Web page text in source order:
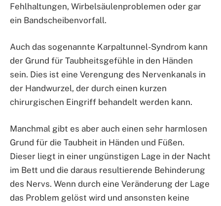
Fehlhaltungen, Wirbelsäulenproblemen oder gar
ein Bandscheibenvorfall.
Auch das sogenannte Karpaltunnel-Syndrom kann
der Grund für Taubheitsgefühle in den Händen
sein. Dies ist eine Verengung des Nervenkanals in
der Handwurzel, der durch einen kurzen
chirurgischen Eingriff behandelt werden kann.
Manchmal gibt es aber auch einen sehr harmlosen
Grund für die Taubheit in Händen und Füßen.
Dieser liegt in einer ungünstigen Lage in der Nacht
im Bett und die daraus resultierende Behinderung
des Nervs. Wenn durch eine Veränderung der Lage
das Problem gelöst wird und ansonsten keine